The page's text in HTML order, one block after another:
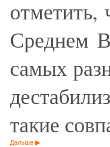
отметить,
Среднем
самых
такие
Дальше